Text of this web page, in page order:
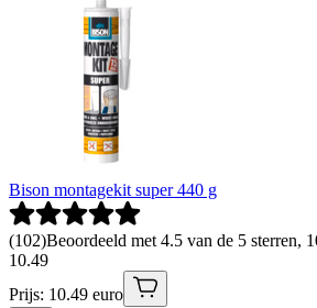
Bison montagekit super 440 g
(102)Beoordeeld met 4.5 van de 5 sterren,
10.49
Prijs: 10.49 euro